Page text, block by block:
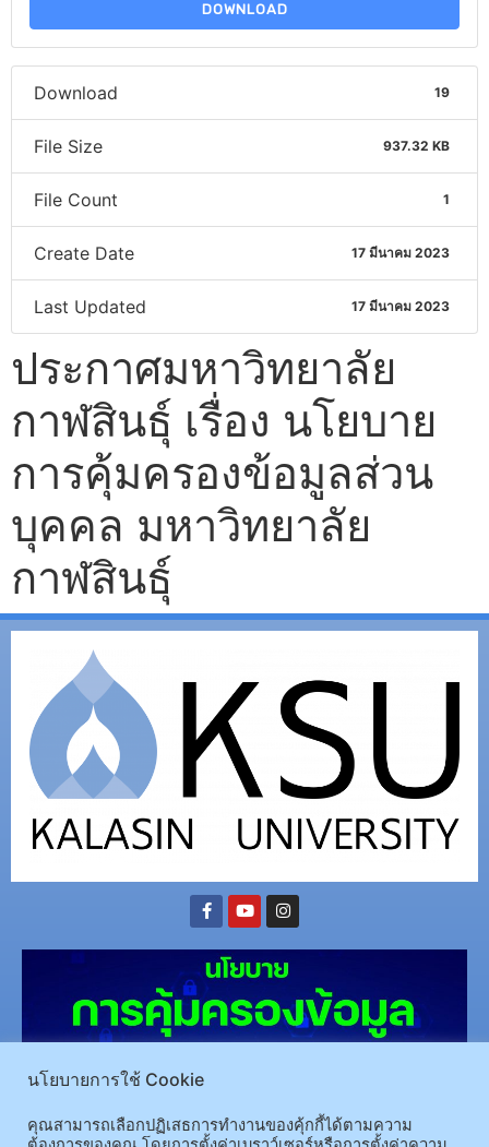
DOWNLOAD
Download 19
File Size 937.32 KB
File Count 1
Create Date 17 มีนาคม 2023
Last Updated 17 มีนาคม 2023
ประกาศมหาวิทยาลัย
กาฬสินธุ์ เรื่อง นโยบาย
การคุ้มครองข้อมูลส่วน
บุคคล มหาวิทยาลัย
กาฬสินธุ์
นโยบายการใช้ Cookie
คุณสามารถเลือกปฏิเสธการทำงานของคุ้กกี้ได้ตามความ